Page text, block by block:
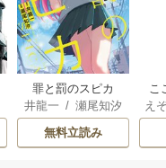
罪と罰のスピカ
井龍一 /瀬尾知汐
無料立読み
こ
先
え